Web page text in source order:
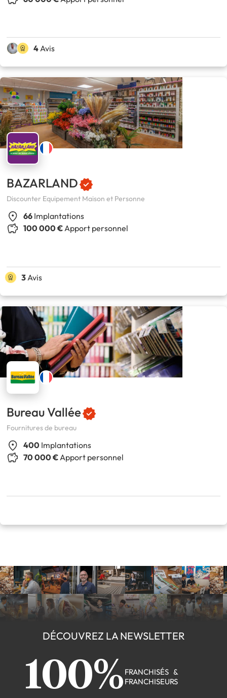
4 Avis
BAZARLAND
Discounter Equipement Maison et Personne
66 Implantations
100 000 €Apport personnel
3 Avis
Bureau Vallée
Fournitures de bureau
400 Implantations
70 000 €Apport personnel
DÉCOUVREZ LA NEWSLETTER
100% FRANCHISÉS &
FRANCHISEURS